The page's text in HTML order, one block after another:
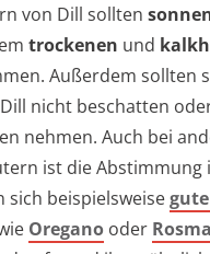
von Dill sollten
trockenen und
Außerdem sollten
nicht beschatten
nehmen. Auch bei
ist die Abstimmung
sich beispielsweise
Oregano oder